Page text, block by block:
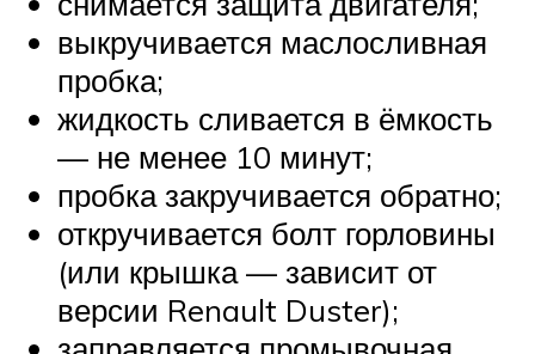
выкручивается маслосливная
пробка;
жидкость сливается в ёмкость
— не менее 10 минут;
пробка закручивается обратно;
откручивается болт горловины
(или крышка — зависит от
версии Renault Duster);